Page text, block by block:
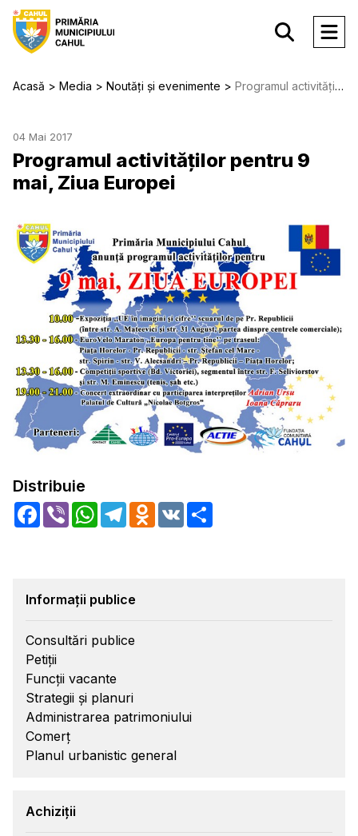
Acasă Media Noutăți și evenimente Programul activităților pentru 9 mai, Ziua Europei
04 Mai 2017
Programul activităților pentru 9
mai, Ziua Europei
Distribuie
Facebook
Viber WhatsApp
TelegramOdnoklassniki
VK
Informații publice
Consultări publice
Petiții
Funcții vacante
Strategii și planuri
Administrarea patrimoniului
Comerț
Planul urbanistic general
Achiziții